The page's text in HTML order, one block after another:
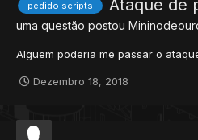
pedido scripts Ataque de
uma questão postou
Alguem poderia me passar o
Dezembro 18, 2018